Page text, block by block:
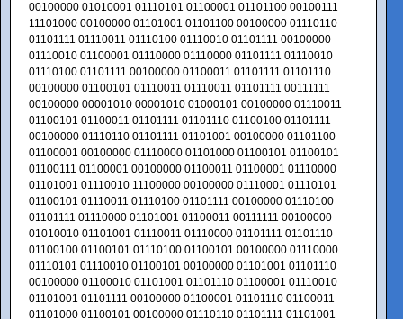
00100000 01010001 01110101 01100001 01101100 00100111
11101000 00100000 01101001 01101100 00100000 01110110
01101111 01110011 01110100 01110010 01101111 00100000
01110010 01100001 01110000 01110000 01101111 01110010
01110100 01101111 00100000 01100011 01101111 01101110
00100000 01100101 01110011 01110011 01101111 00111111
00100000 00001010 00001010 01000101 00100000 01110011
01100101 01100011 01101111 01101110 01100100 01101111
00100000 01110110 01101111 01101001 00100000 01101100
01100001 00100000 01110000 01101000 01100101 01100101
01100111 01100001 00100000 01100011 01100001 01110000
01101001 01110010 11100000 00100000 01110001 01110101
01100101 01110011 01110100 01101111 00100000 01110100
01101111 01110000 01101001 01100011 00111111 00100000
01010010 01101001 01110011 01110000 01101111 01101110
01100100 01100101 01110100 01100101 00100000 01110000
01110101 01110010 01100101 00100000 01101001 01101110
00100000 01100010 01101001 01101110 01100001 01110010
01101001 01101111 00100000 01100001 01101110 01100011
01101000 01100101 00100000 01110110 01101111 01101001